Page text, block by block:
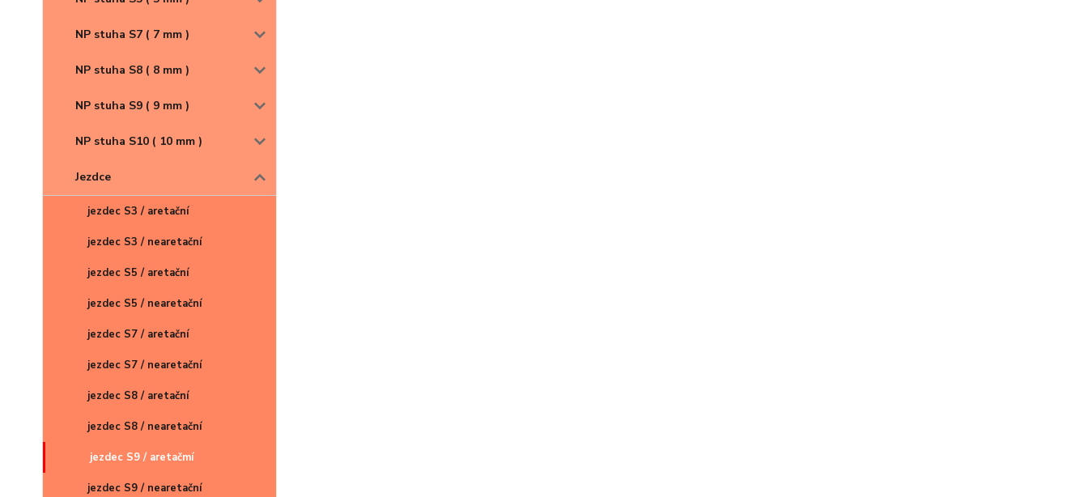
NP stuha S7 ( 7 mm )
NP stuha S8 ( 8 mm )
NP stuha S9 ( 9 mm )
NP stuha S10 ( 10 mm )
Jezdce
jezdec S3 / aretační
jezdec S3 / nearetační
jezdec S5 / aretační
jezdec S5 / nearetační
jezdec S7 / aretační
jezdec S7 / nearetační
jezdec S8 / aretační
jezdec S8 / nearetační
jezdec S9 / aretačmí
jezdec S9 / nearetační